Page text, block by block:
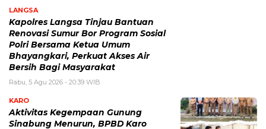
LANGSA
Kapolres Langsa Tinjau Bantuan
Renovasi Sumur Bor Program Sosial
Polri Bersama Ketua Umum
Bhayangkari, Perkuat Akses Air
Bersih Bagi Masyarakat
Rabu, 5 Agu 2026 - 20:39 WIB
KARO
Aktivitas Kegempaan Gunung
Sinabung Menurun, BPBD Karo